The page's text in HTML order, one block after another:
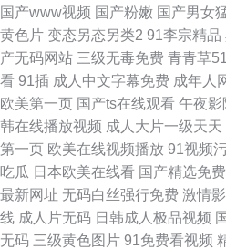
国产www视频 国产粉嫩 国产男女
黄色片 变态另态另类2 91李宗精品
产无码网站 三级无毒免费 青青草51
看 91插 成人中文字幕免费 成年人
欧美第一页 国产ts在线观看 午夜影
韩在线播放视频 成人大片一级天天
第一页 欧美在线视频播放 91视频
吃瓜 日本欧美在线看 国产精选免
最新网址 无码白丝强行免费 激情
线 成人片无码 日韩成人极品视频
无码 三级黄色图片 91免费看视频